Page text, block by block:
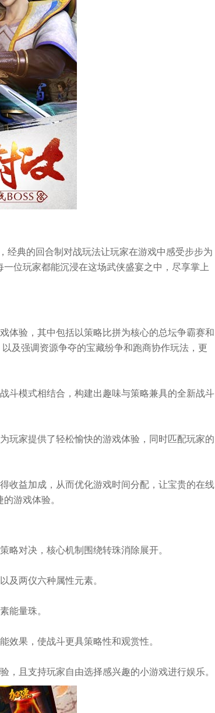
经典的回合制对战玩法让玩家在游戏中感受步步为
位玩家都能沉浸在这场武侠盛宴之中，尽享掌上
体验，其中包括以策略比拼为核心的总坛争霸赛和
及强调资源争夺的宝藏纷争和跑商协作玩法，更
斗模式相结合，构建出趣味与策略兼具的全新战斗
玩家提供了轻松愉快的游戏体验，同时匹配玩家的
收益加成，从而优化游戏时间分配，让宝贵的在线
游戏体验。
略对决，核心机制围绕转珠消除展开。
及两仪六种属性元素。
能量珠。
效果，使战斗更具策略性和观赏性。
，且支持玩家自由选择感兴趣的小游戏进行娱乐。